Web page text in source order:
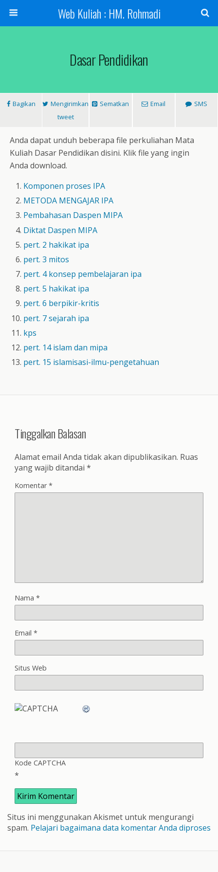
Web Kuliah : HM. Rohmadi
Dasar Pendidikan
Bagikan
Mengirimkan
tweet
Sematkan Email SMS
Anda dapat unduh beberapa file perkuliahan Mata
Kuliah Dasar Pendidikan disini. Klik file yang ingin
Anda download.
Komponen proses IPA
METODA MENGAJAR IPA
Pembahasan Daspen MIPA
Diktat Daspen MIPA
pert. 2 hakikat ipa
pert. 3 mitos
pert. 4 konsep pembelajaran ipa
pert. 5 hakikat ipa
pert. 6 berpikir-kritis
pert. 7 sejarah ipa
kps
pert. 14 islam dan mipa
pert. 15 islamisasi-ilmu-pengetahuan
Tinggalkan Balasan
Alamat email Anda tidak akan dipublikasikan. Ruas
yang wajib ditandai *
Komentar*
Nama *
Email *
Situs Web
Kode CAPTCHA
*
Situs ini menggunakan Akismet untuk mengurangi
spam. Pelajari bagaimana data komentar Anda diproses